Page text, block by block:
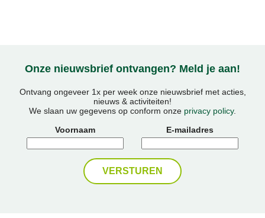
Onze nieuwsbrief ontvangen? Meld je aan!
Ontvang ongeveer 1x per week onze nieuwsbrief met acties,
nieuws & activiteiten!
We slaan uw gegevens op conform onze privacy policy.
Voornaam
E-mailadres